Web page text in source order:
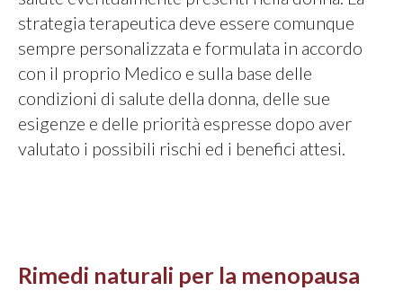
strategia terapeutica deve essere comunque
sempre personalizzata e formulata in accordo
con il proprio Medico e sulla base delle
condizioni di salute della donna, delle sue
esigenze e delle priorità espresse dopo aver
valutato i possibili rischi ed i benefici attesi.
Rimedi naturali per la menopausa